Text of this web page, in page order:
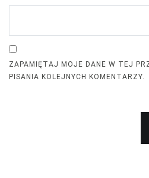
ZAPAMIĘTAJ MOJE DANE W TEJ
PISANIA KOLEJNYCH KOMENTARZY.